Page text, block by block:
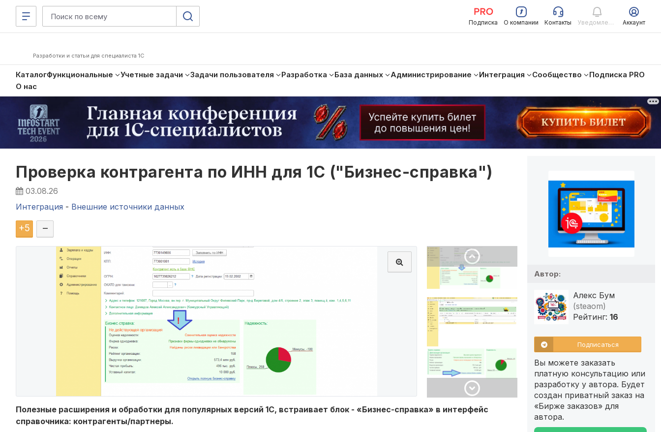
Подписка О компании Контакты Уведомления Аккаунт
Разработки и статьи для специалиста 1С
КаталогФункциональные Учетные задачи Задачи пользователя Разработка База данных Администрирование Интеграция Сообщество
Подписка PRO
О нас
Проверка контрагента по ИНН для 1С ("Бизнес-справка")
03.08.26
Интеграция - Внешние источники данных
+5 –
Полезные расширения и обработки для популярных версий 1С, встраивает блок - «Бизнес-справка» в интерфейс
справочника: контрагенты/партнеры.
Автор:
Алекс Бум
(steaom)
Рейтинг: 16
Подписаться
Вы можете заказать
платную консультацию или
разработку у автора. Будет
создан приватный заказ на
«Бирже заказов» для
автора.